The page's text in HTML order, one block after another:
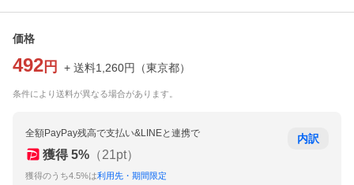
価格
492 円 + 送料1,260円 （東京都）
条件により送料が異なる場合があります。
全額PayPay残高で支払い&LINEと連携で
獲得 5% （21pt）
獲得のうち4.5%は利用先・期間限定
内訳